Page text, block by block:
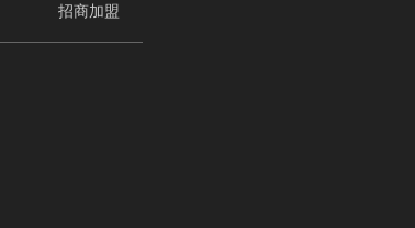
招商加盟